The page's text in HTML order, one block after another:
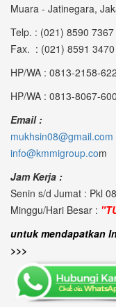
Muara - Jatinegara,
Telp. : (021) 8590 7367
Fax. : (021) 8591 3470
HP/WA : 0813-2158-622
HP/WA : 0813-8067-
Email :
mukhsin08@gmail.com
info@kmmigroup.com
Jam Kerja :
Senin s/d Jumat : Pkl
Minggu/Hari Besar :
untuk mendapatkan
>>>